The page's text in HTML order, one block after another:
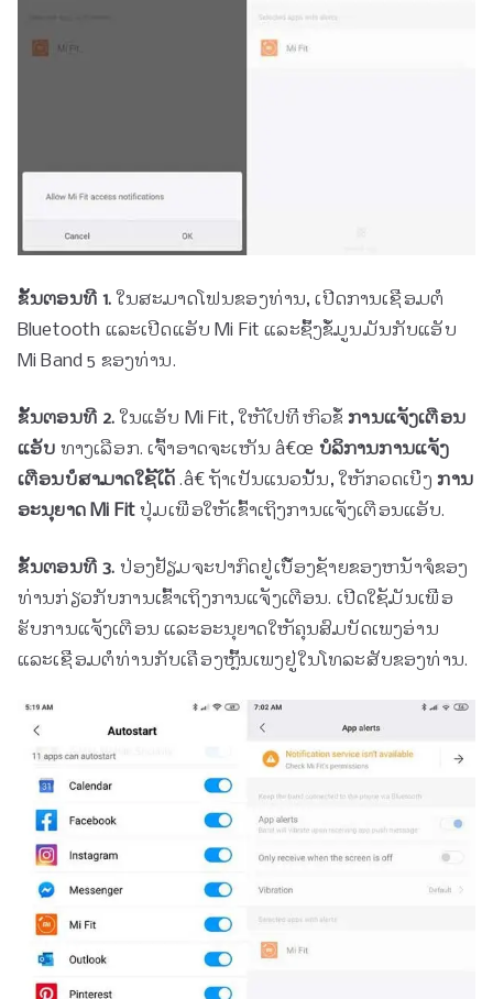
ຂັ້ນຕອນທີ 1.ໃນສະມາດໂຟນຂອງທ່ານ, ເປີດການເຊື່ອມຕໍ່
Bluetooth ແລະເປີດແອັບ Mi Fit ແລະຊິ້ງຂໍ້ມູນມັນກັບແອັບ
Mi Band 5 ຂອງທ່ານ.
ຂັ້ນຕອນທີ 2.ໃນແອັບ Mi Fit, ໃຫ້ໄປທີ່ຫົວຂໍ້ການແຈ້ງເຕືອນ
ແອັບທາງເລືອກ. ເຈົ້າອາດຈະເຫັນ â€œ ບໍລິການການແຈ້ງ
ເຕືອນບໍ່ສາມາດໃຊ້ໄດ້.â€ ຖ້າເປັນແນວນັ້ນ, ໃຫ້ກວດເບິ່ງການ
ອະນຸຍາດ Mi Fitປຸ່ມເພື່ອໃຫ້ເຂົ້າເຖິງການແຈ້ງເຕືອນແອັບ.
ຂັ້ນຕອນທີ 3.ປ່ອງຢ້ຽມຈະປາກົດຢູ່ເບື້ອງຊ້າຍຂອງຫນ້າຈໍຂອງ
ທ່ານກ່ຽວກັບການເຂົ້າເຖິງການແຈ້ງເຕືອນ. ເປີດໃຊ້ມັນເພື່ອ
ຮັບການແຈ້ງເຕືອນ ແລະອະນຸຍາດໃຫ້ຄຸນສົມບັດເພງອ່ານ
ແລະເຊື່ອມຕໍ່ທ່ານກັບເຄື່ອງຫຼິ້ນເພງຢູ່ໃນໂທລະສັບຂອງທ່ານ.